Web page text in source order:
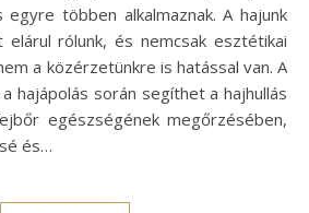
egyre többen alkalmaznak. A hajunk
elárul rólunk, és nemcsak esztétikai
a közérzetünkre is hatással van. A
hajápolás során segíthet a hajhullás
egészségének megőrzésében,
és…